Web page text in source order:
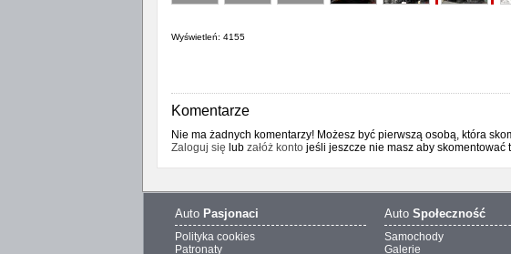
Wyświetleń: 4155
Komentarze
Nie ma żadnych komentarzy! Możesz być pierwszą osobą, która
Zaloguj się lub załóż kontojeśli jeszcze nie masz aby skomentować
Auto Pasjonaci
Polityka cookies
Patronaty
Auto Społeczność
Samochody
Galerie